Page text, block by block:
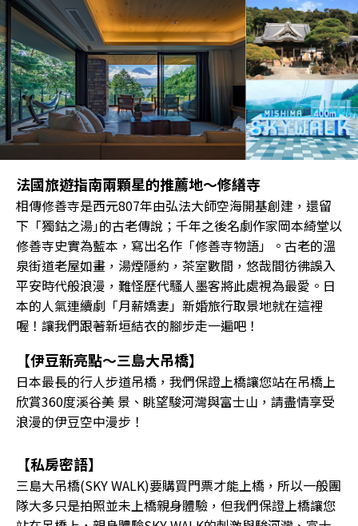
法國旅遊指南兩顆星的推薦地～修繕寺
相傳修善寺是西元807年由弘法大師空海開基創建，還留
下「獨鈷之湯｣的古老傳說；千年之後名劇作家岡本綺堂以
修善寺史實為藍本，寫出名作「修善寺物語」。古老的溫
泉街道老屋如畫，湯煙隱約，茶室數間，悠哉間彷彿誤入
平安時代般浪漫，難怪歷代騷人墨客將此處視為最愛。日
本的人氣連續劇「月薪嬌妻」新婚旅行取景地就在這裡
喔！讓我們跟著新垣結衣的腳步走一遍吧！
【伊豆新亮點～三島大吊橋】
日本最長的行人步道吊橋，我們保證上橋讓您站在吊橋上
欣賞360度溪谷美 景、眺望駿河灣與富士山，請盡情享受
浪漫的伊豆空中漫步！
【私房密語】
三島大吊橋(SKY WALK)要購買門票才能上橋，所以一般團
隊大多只是拍照並未上橋親身體驗，但我們保證上橋讓您